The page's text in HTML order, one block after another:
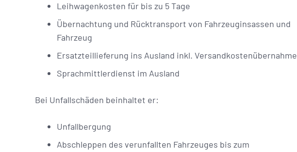
Leihwagenkosten für bis zu 5 Tage
Übernachtung und Rücktransport von Fahrzeuginsassen und
Fahrzeug
Ersatzteillieferung ins Ausland inkl. Versandkostenübernahme
Sprachmittlerdienst im Ausland
Bei Unfallschäden beinhaltet er:
Unfallbergung
Abschleppen des verunfallten Fahrzeuges bis zum